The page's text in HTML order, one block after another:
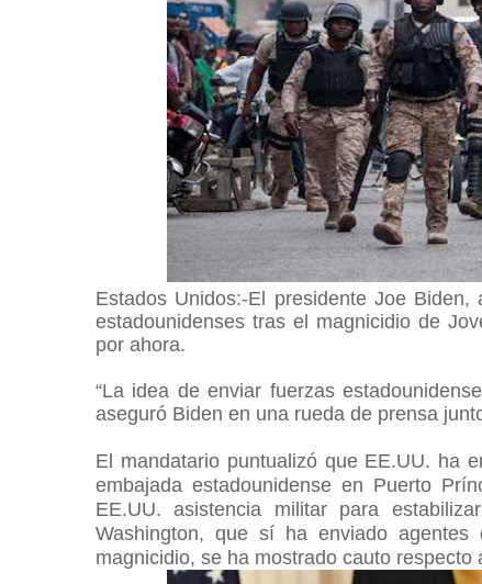
Estados Unidos:-El presidente Joe
estadounidenses tras el magnicidio de
por ahora.
“La idea de enviar fuerzas
aseguró Biden en una rueda de prensa
El mandatario puntualizó que EE.UU. ha
embajada estadounidense en Puerto
EE.UU.asistencia militar para
Washington, que sí ha enviado
magnicidio, se ha mostrado cauto respecto